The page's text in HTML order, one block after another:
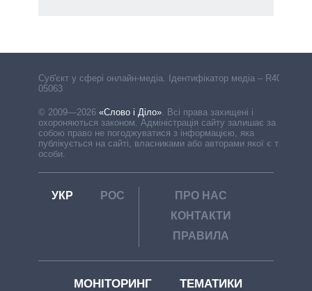
Cуб'єкт у сфері онлайн-медіа. Ідентифікатор медіа – R40-
05063
© 2009—2026 «Слово і Діло». Всі права захищені і
охороняються законом. Адміністрація сайту залишає за
собою право не погоджуватися з інформацією, яка
публікується на сайті, власниками або авторами якої є треті
особи.
УКР РОС
ПРО НАС
КОНТАКТИ
ПРАВИЛА
МОНІТОРИНГ ТЕМАТИКИ